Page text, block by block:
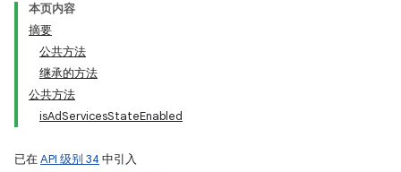
本页内容
摘要
公共方法
继承的方法
公共方法
isAdServicesStateEnabled
已在API 级别 34 中引入